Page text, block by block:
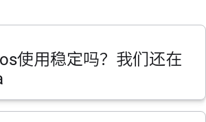
使用稳定吗？我们还在